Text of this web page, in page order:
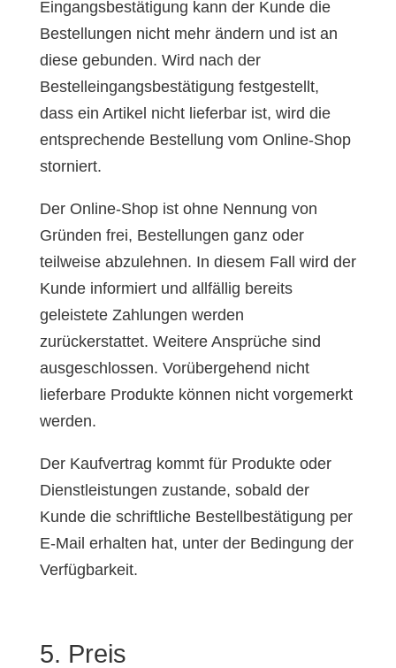
Eingangsbestätigung kann der Kunde die
Bestellungen nicht mehr ändern und ist an
diese gebunden. Wird nach der
Bestelleingangsbestätigung festgestellt,
dass ein Artikel nicht lieferbar ist, wird die
entsprechende Bestellung vom Online-Shop
storniert.
Der Online-Shop ist ohne Nennung von
Gründen frei, Bestellungen ganz oder
teilweise abzulehnen. In diesem Fall wird der
Kunde informiert und allfällig bereits
geleistete Zahlungen werden
zurückerstattet. Weitere Ansprüche sind
ausgeschlossen. Vorübergehend nicht
lieferbare Produkte können nicht vorgemerkt
werden.
Der Kaufvertrag kommt für Produkte oder
Dienstleistungen zustande, sobald der
Kunde die schriftliche Bestellbestätigung per
E-Mail erhalten hat, unter der Bedingung der
Verfügbarkeit.
5. Preis